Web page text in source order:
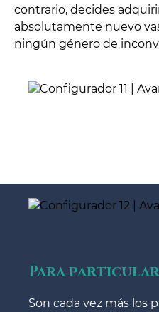
contrario, decides
absolutamente nuevo
ningún género de
Para
Son cada vez más los